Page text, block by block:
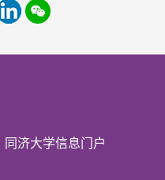
同济大学信息门户